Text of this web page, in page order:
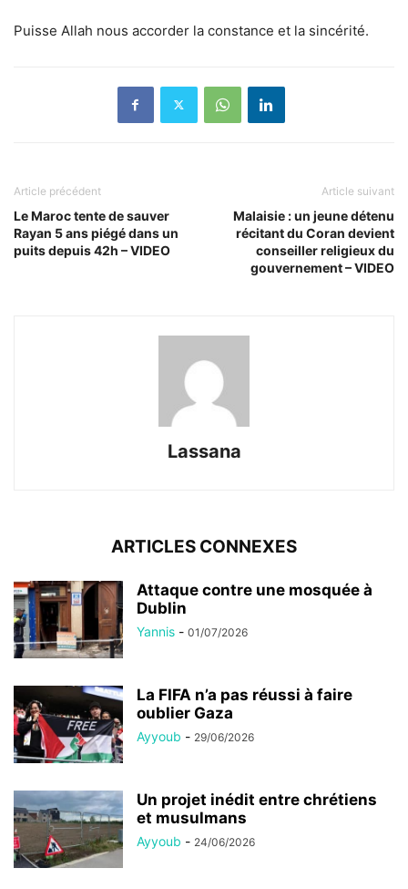
Puisse Allah nous accorder la constance et la sincérité.
Article précédent
Le Maroc tente de sauver
Rayan 5 ans piégé dans un
puits depuis 42h – VIDEO
Article suivant
Malaisie : un jeune détenu
récitant du Coran devient
conseiller religieux du
gouvernement – VIDEO
Lassana
ARTICLES CONNEXES
Attaque contre une mosquée à
Dublin
Yannis - 01/07/2026
La FIFA n’a pas réussi à faire
oublier Gaza
Ayyoub - 29/06/2026
Un projet inédit entre chrétiens
et musulmans
Ayyoub - 24/06/2026